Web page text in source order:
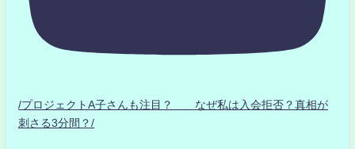
/プロジェクトA子さんも注目？ なぜ私は入会拒否？真相が
刺さる3分間？/